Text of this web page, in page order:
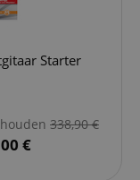
Starter
338,90€
€